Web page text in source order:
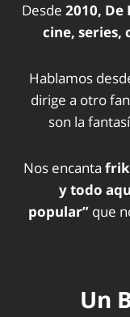
Desde 2010, De
cine, series,
Hablamos
dirige a otro
son la
Nos encanta
y todo
popular” que
Un